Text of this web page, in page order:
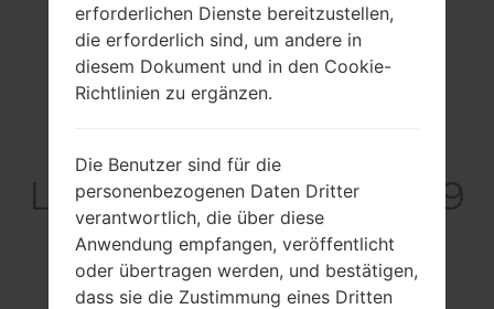
Spezifikation
LGE739BKDU(LGE739
BKDU) akaLG
myTouch
erforderlichen Dienste bereitzustellen,
die erforderlich sind, um andere in
diesem Dokument und in den Cookie-
Richtlinien zu ergänzen.
Die Benutzer sind für die
personenbezogenen Daten Dritter
verantwortlich, die über diese
Anwendung empfangen, veröffentlicht
oder übertragen werden, und bestätigen,
dass sie die Zustimmung eines Dritten